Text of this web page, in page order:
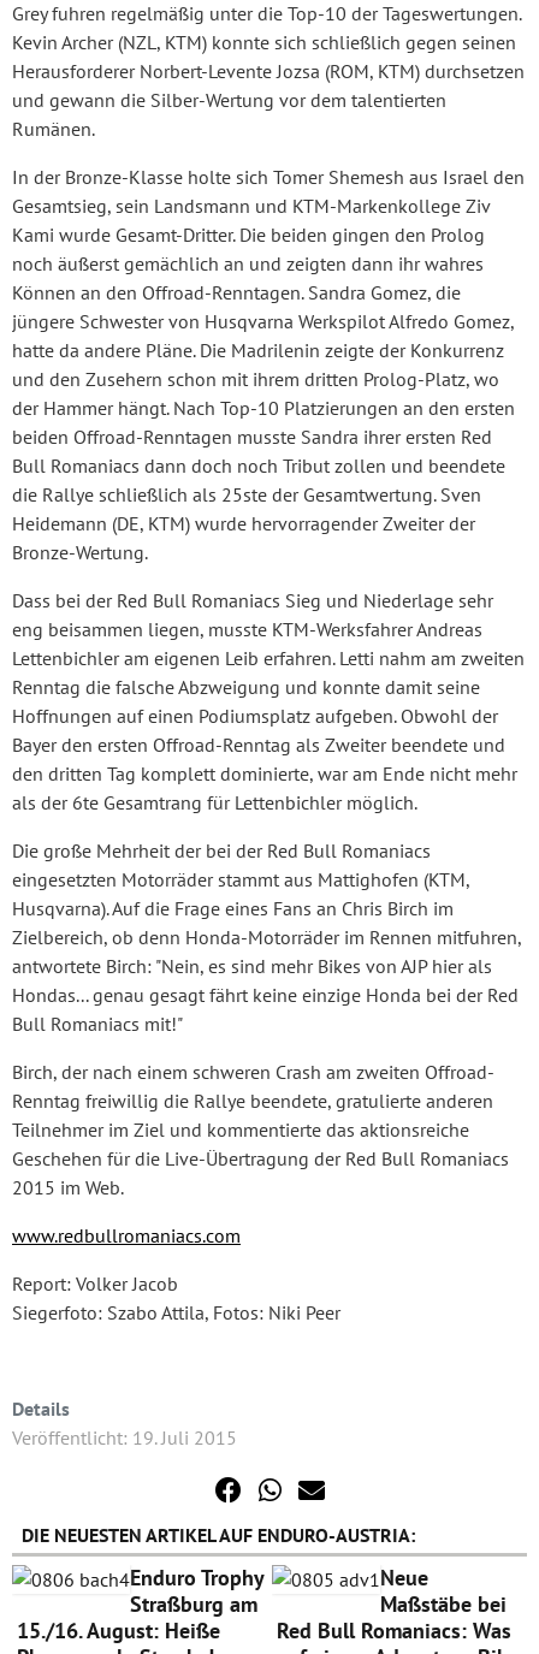
Grey fuhren regelmäßig unter die Top-10 der Tageswertungen.
Kevin Archer (NZL, KTM) konnte sich schließlich gegen seinen
Herausforderer Norbert-Levente Jozsa (ROM, KTM) durchsetzen
und gewann die Silber-Wertung vor dem talentierten
Rumänen.
In der Bronze-Klasse holte sich Tomer Shemesh aus Israel den
Gesamtsieg, sein Landsmann und KTM-Markenkollege Ziv
Kami wurde Gesamt-Dritter. Die beiden gingen den Prolog
noch äußerst gemächlich an und zeigten dann ihr wahres
Können an den Offroad-Renntagen. Sandra Gomez, die
jüngere Schwester von Husqvarna Werkspilot Alfredo Gomez,
hatte da andere Pläne. Die Madrilenin zeigte der Konkurrenz
und den Zusehern schon mit ihrem dritten Prolog-Platz, wo
der Hammer hängt. Nach Top-10 Platzierungen an den ersten
beiden Offroad-Renntagen musste Sandra ihrer ersten Red
Bull Romaniacs dann doch noch Tribut zollen und beendete
die Rallye schließlich als 25ste der Gesamtwertung. Sven
Heidemann (DE, KTM) wurde hervorragender Zweiter der
Bronze-Wertung.
Dass bei der Red Bull Romaniacs Sieg und Niederlage sehr
eng beisammen liegen, musste KTM-Werksfahrer Andreas
Lettenbichler am eigenen Leib erfahren. Letti nahm am zweiten
Renntag die falsche Abzweigung und konnte damit seine
Hoffnungen auf einen Podiumsplatz aufgeben. Obwohl der
Bayer den ersten Offroad-Renntag als Zweiter beendete und
den dritten Tag komplett dominierte, war am Ende nicht mehr
als der 6te Gesamtrang für Lettenbichler möglich.
Die große Mehrheit der bei der Red Bull Romaniacs
eingesetzten Motorräder stammt aus Mattighofen (KTM,
Husqvarna). Auf die Frage eines Fans an Chris Birch im
Zielbereich, ob denn Honda-Motorräder im Rennen mitfuhren,
antwortete Birch: "Nein, es sind mehr Bikes von AJP hier als
Hondas... genau gesagt fährt keine einzige Honda bei der Red
Bull Romaniacs mit!"
Birch, der nach einem schweren Crash am zweiten Offroad-
Renntag freiwillig die Rallye beendete, gratulierte anderen
Teilnehmer im Ziel und kommentierte das aktionsreiche
Geschehen für die Live-Übertragung der Red Bull Romaniacs
2015 im Web.
www.redbullromaniacs.com
Report: Volker Jacob
Siegerfoto: Szabo Attila, Fotos: Niki Peer
Details
Veröffentlicht: 19. Juli 2015
DIE NEUESTEN ARTIKEL AUF ENDURO-AUSTRIA:
Enduro Trophy
Straßburg am
15./16. August: Heiße
Neue
Maßstäbe bei
Red Bull Romaniacs: Was